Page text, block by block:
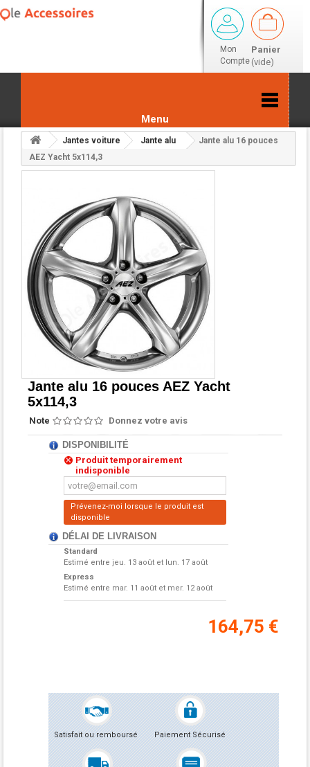
Mon
Compte
Panier
(vide)
Menu
Jantes voiture Jante alu
Jante alu 16 pouces
AEZ Yacht 5x114,3
Jante alu 16 pouces AEZ Yacht
5x114,3
Note Donnez votre avis
DISPONIBILITÉ
Produit temporairement
indisponible
Prévenez-moi lorsque le produit est
disponible
DÉLAI DE LIVRAISON
Standard
Estimé entre jeu. 13 août et lun. 17 août
Express
Estimé entre mar. 11 août et mer. 12 août
164,75 €
Satisfait ou remboursé Paiement Sécurisé